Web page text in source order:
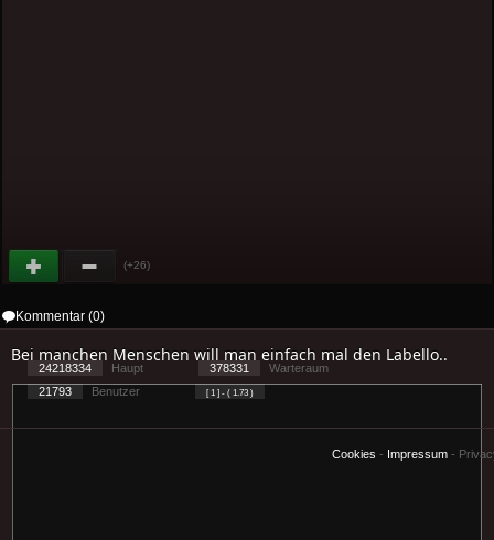
(+26)
Kommentar (0)
Bei manchen Menschen will man einfach mal den Labello..
24218334 Haupt 378331
Warteraum
21793
Benutzer [ 1 ] - ( 1.73 )
Cookies - Impressum -